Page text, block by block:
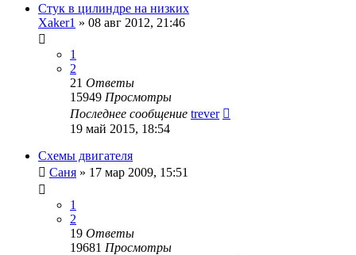
Стук в цилиндре на низких
Xaker1 » 08 авг 2012, 21:46
1
2
21 Ответы
15949 Просмотры
Последнее сообщение trever
19 май 2015, 18:54
Схемы двигателя
Саня » 17 мар 2009, 15:51
1
2
19 Ответы
19681 Просмотры